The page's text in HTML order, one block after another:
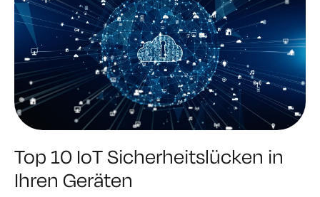
Top 10 IoT Sicherheitslücken in
Ihren Geräten